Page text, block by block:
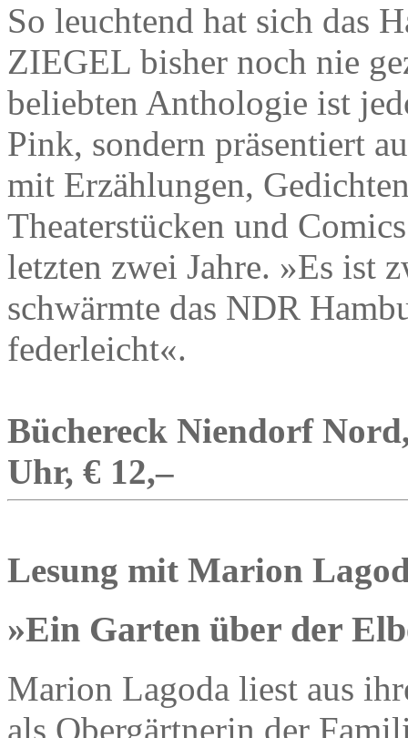
So leuchtend hat sich das
ZIEGEL bisher noch nie
beliebten Anthologie ist
Pink, sondern präsentiert
mit Erzählungen,
Theaterstücken und
letzten zwei Jahre. »Es ist
schwärmte das NDR
federleicht«.
Büchereck Niendorf
Uhr, € 12,–
Lesung mit Marion
»Ein Garten über der
Marion Lagoda liest aus
als Obergärtnerin der